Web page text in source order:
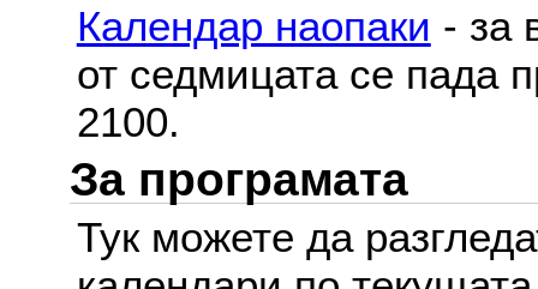
Календар наопаки - за
от седмицата се пада
2100.
За програмата
Тук можете да